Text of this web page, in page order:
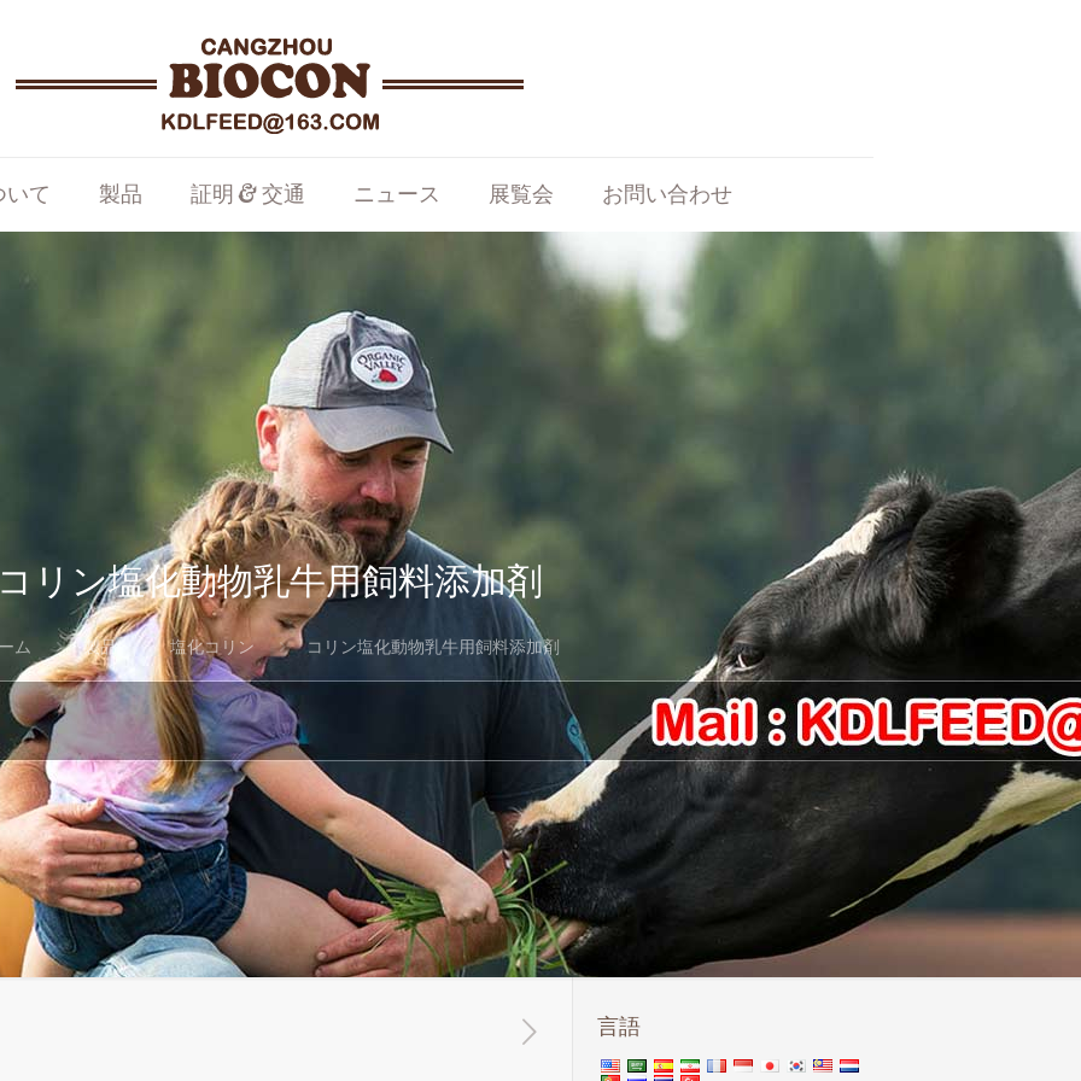
いて 製品 証明 & 交通 ニュース 展覧会 お問い合わせ
リン塩化動物乳牛用飼料添加剤
ム 製品 塩化コリン コリン塩化動物乳牛用飼料添加剤
言語